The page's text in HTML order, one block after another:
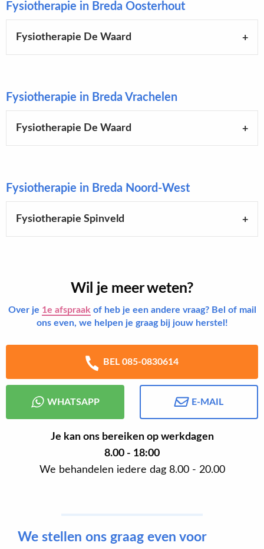
Fysiotherapie in Breda Oosterhout
Fysiotherapie De Waard
Fysiotherapie in Breda Vrachelen
Fysiotherapie De Waard
Fysiotherapie in Breda Noord-West
Fysiotherapie Spinveld
Wil je meer weten?
Over je 1e afspraak of heb je een andere vraag? Bel of mail
ons even, we helpen je graag bij jouw herstel!
BEL 085-0830614
WHATSAPP E-MAIL
Je kan ons bereiken op werkdagen
8.00 - 18:00
We behandelen iedere dag 8.00 - 20.00
We stellen ons graag even voor